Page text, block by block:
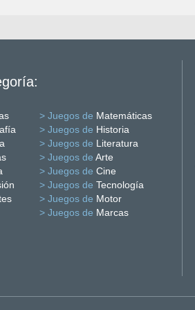
> Juegos de Matemáticas
> Juegos de Historia
> Juegos de Literatura
> Juegos de Arte
> Juegos de Cine
> Juegos de Tecnología
> Juegos de Motor
> Juegos de Marcas